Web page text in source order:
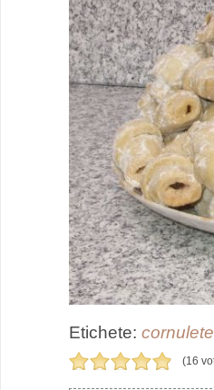
Etichete: cornulete
(16